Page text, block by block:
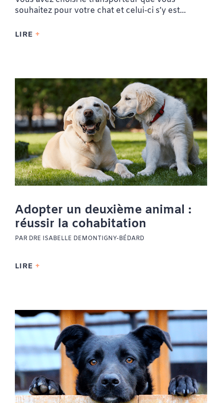
souhaitez pour votre chat et celui-ci s’y est...
LIRE
Adopter un deuxième animal :
réussir la cohabitation
PAR DRE ISABELLE DEMONTIGNY-BÉDARD
LIRE